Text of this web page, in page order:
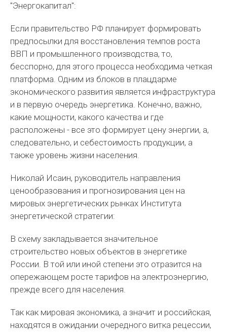
"Энергокапитал":
Если правительство РФ планирует формировать
предпосылки для восстановления темпов роста
ВВП и промышленного производства, то,
бесспорно, для этого процесса необходима четкая
платформа. Одним из блоков в плацдарме
экономического развития является инфраструктура
и в первую очередь энергетика. Конечно, важно,
какие мощности, какого качества и где
расположены - все это формирует цену энергии, а,
следовательно, и себестоимость продукции, а
также уровень жизни населения.
Николай Исаин, руководитель направления
ценообразования и прогнозирования цен на
мировых энергетических рынках Института
энергетической стратегии:
В схему закладывается значительное
строительство новых объектов в энергетике
России. В той или иной степени это отразится на
опережающем росте тарифов на электроэнергию,
прежде всего для населения.
Так как мировая экономика, а значит и российская,
находятся в ожидании очередного витка рецессии,